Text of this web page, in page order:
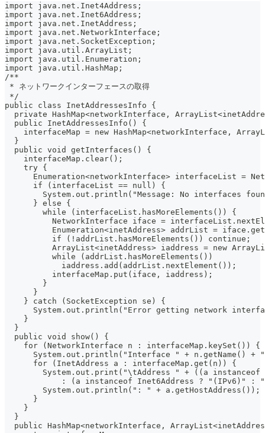
import java.net.Inet4Address;
import java.net.Inet6Address;
import java.net.InetAddress;
import java.net.NetworkInterface;
import java.net.SocketException;
import java.util.ArrayList;
import java.util.Enumeration;
import java.util.HashMap;
/**
* ネットワークインターフェースの取得
*/
public class InetAddressesInfo {
private HashMap<networkInterface,
  public InetAddressesInfo() {
interfaceMap = new HashMap<networkInterface,
  }
  public void getInterfaces() {
    interfaceMap.clear();
    try {
Enumeration<networkInterface> interfaceList =
      if (interfaceList == null) {
System.out.println("Message: No interfaces
      } else {
        while (interfaceList.hasMoreElements()) {
NetworkInterface iface =
Enumeration<inetAddress> addrList =
          if (!addrList.hasMoreElements()) continue;
ArrayList<inetAddress> iaddress = new
          while (addrList.hasMoreElements())
            iaddress.add(addrList.nextElement());
          interfaceMap.put(iface, iaddress);
        }
      }
    } catch (SocketException se) {
System.out.println("Error getting network
    }
  }
  public void show() {
    for (NetworkInterface n : interfaceMap.keySet()) {
System.out.println("Interface " + n.getName() +
      for (InetAddress a : interfaceMap.get(n)) {
System.out.print("\tAddress " + ((a instanceof
: (a instanceof Inet6Address ? "(IPv6)" :
        System.out.println(": " + a.getHostAddress());
      }
    }
  }
public HashMap<networkInterface,